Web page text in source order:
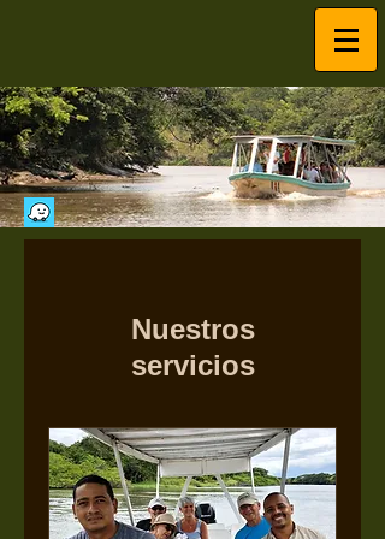
Nuestros
servicios